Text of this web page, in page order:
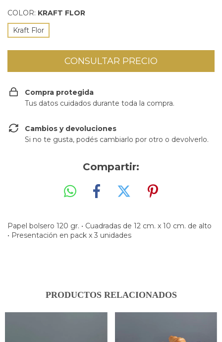
COLOR: KRAFT FLOR
Kraft Flor
Compra protegida
Tus datos cuidados durante toda la compra.
Cambios y devoluciones
Si no te gusta, podés cambiarlo por otro o devolverlo.
Compartir:
Papel bolsero 120 gr. • Cuadradas de 12 cm. x 10 cm. de alto
• Presentación en pack x 3 unidades
PRODUCTOS RELACIONADOS